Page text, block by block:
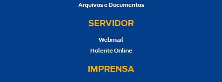
Arquivos e Documentos
SERVIDOR
Webmail
Holerite Online
IMPRENSA